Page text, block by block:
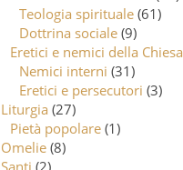
Teologia spirituale (61)
Dottrina sociale (9)
Eretici e nemici della Chiesa
Nemici interni (31)
Eretici e persecutori (3)
Liturgia (27)
Pietà popolare (1)
Omelie (8)